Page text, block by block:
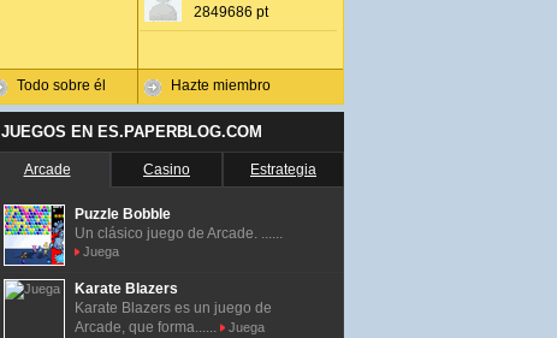
Todo sobre él
2849686 pt
Hazte miembro
JUEGOS EN ES.PAPERBLOG.COM
Arcade Casino Estrategia
Puzzle Bobble
Un clásico juego de Arcade. ......
Juega
Karate Blazers
Karate Blazers es un juego de
Arcade, que forma......
Juega